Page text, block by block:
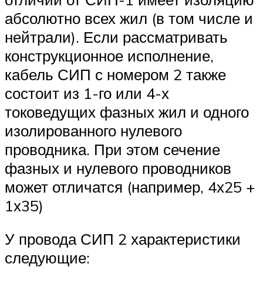
абсолютно всех жил (в том числе и
нейтрали). Если рассматривать
конструкционное исполнение,
кабель СИП с номером 2 также
состоит из 1-го или 4-х
токоведущих фазных жил и одного
изолированного нулевого
проводника. При этом сечение
фазных и нулевого проводников
может отличатся (например, 4х25 +
1х35)
У провода СИП 2 характеристики
следующие: